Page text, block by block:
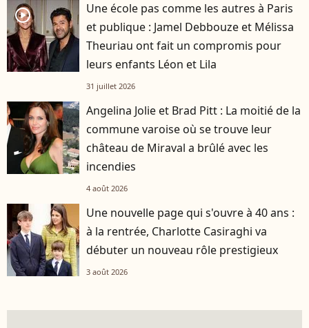
player2
Une école pas comme les autres à Paris
et publique : Jamel Debbouze et Mélissa
Theuriau ont fait un compromis pour
leurs enfants Léon et Lila
31 juillet 2026
Angelina Jolie et Brad Pitt : La moitié de la
commune varoise où se trouve leur
château de Miraval a brûlé avec les
incendies
4 août 2026
Une nouvelle page qui s'ouvre à 40 ans :
à la rentrée, Charlotte Casiraghi va
débuter un nouveau rôle prestigieux
3 août 2026